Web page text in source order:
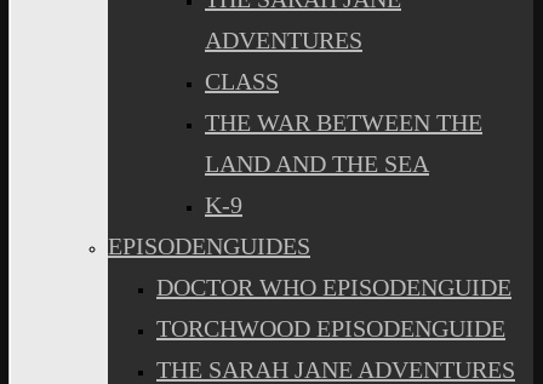
ADVENTURES
CLASS
THE WAR BETWEEN THE
LAND AND THE SEA
K-9
EPISODENGUIDES
DOCTOR WHO EPISODENGUIDE
TORCHWOOD EPISODENGUIDE
THE SARAH JANE ADVENTURES